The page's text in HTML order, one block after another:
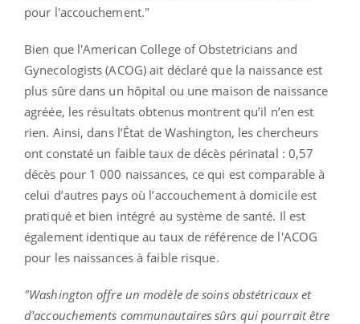
pour l'accouchement."
Bien que l'American College of Obstetricians and
Gynecologists (ACOG) ait déclaré que la naissance est
plus sûre dans un hôpital ou une maison de naissance
agréée, les résultats obtenus montrent qu’il n’en est
rien. Ainsi, dans l’État de Washington, les chercheurs
ont constaté un faible taux de décès périnatal : 0,57
décès pour 1 000 naissances, ce qui est comparable à
celui d’autres pays où l’accouchement à domicile est
pratiqué et bien intégré au système de santé. Il est
également identique au taux de référence de l'ACOG
pour les naissances à faible risque.
"Washington offre un modèle de soins obstétricaux et
d'accouchements communautaires sûrs qui pourrait être